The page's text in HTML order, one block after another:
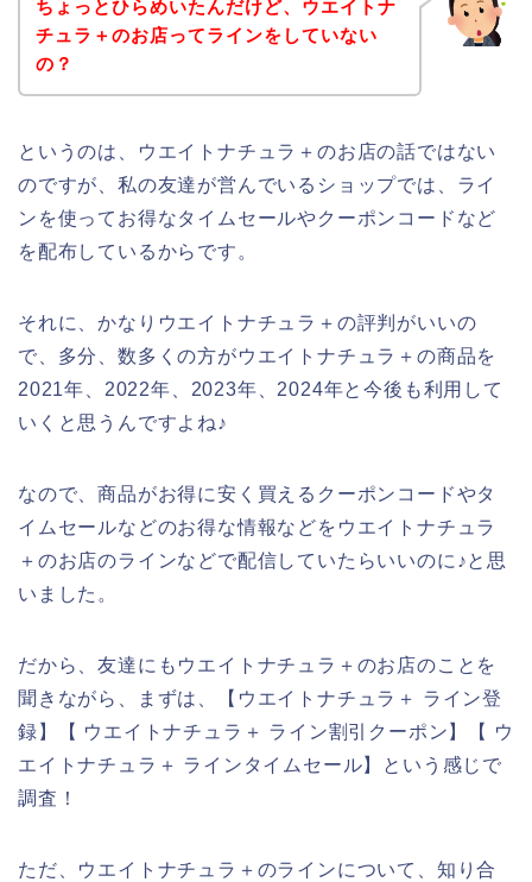
ちょっとひらめいたんだけど、ウエイトナ
チュラ＋のお店ってラインをしていない
の？
というのは、ウエイトナチュラ＋のお店の話ではない
のですが、私の友達が営んでいるショップでは、ライ
ンを使ってお得なタイムセールやクーポンコードなど
を配布しているからです。
それに、かなりウエイトナチュラ＋の評判がいいの
で、多分、数多くの方がウエイトナチュラ＋の商品を
2021年、2022年、2023年、2024年と今後も利用して
いくと思うんですよね♪
なので、商品がお得に安く買えるクーポンコードやタ
イムセールなどのお得な情報などをウエイトナチュラ
＋のお店のラインなどで配信していたらいいのに♪と思
いました。
だから、友達にもウエイトナチュラ＋のお店のことを
聞きながら、まずは、【ウエイトナチュラ＋ ライン登
録】【 ウエイトナチュラ＋ ライン割引クーポン】【 ウ
エイトナチュラ＋ ラインタイムセール】という感じで
調査！
ただ、ウエイトナチュラ＋のラインについて、知り合